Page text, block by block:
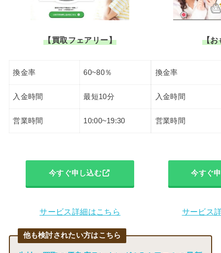
【買取フェアリー】
換金率 60~80％
入金時間 最短10分
営業時間 10:00~19:30
今すぐ申し込む
サービス詳細はこちら
【お
換金率
入金時間
営業時間
今すぐ
サービス
他も検討されたい方はこちら